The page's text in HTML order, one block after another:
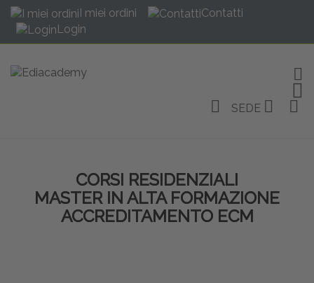
I miei ordini
Contatti
Login
SEDE
CORSI RESIDENZIALI
MASTER IN ALTA FORMAZIONE
ACCREDITAMENTO ECM